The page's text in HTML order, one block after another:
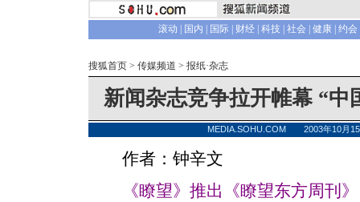
滚动 国内 国际| 财经| 科技| 社会| 健康| 约会
搜狐首页 > 传媒频道 > 报纸·杂志
新闻杂志竞争拉开帷幕 “中
MEDIA.SOHU.COM 2003年10月
作者：钟辛文
《瞭望》推出《瞭望东方周刊